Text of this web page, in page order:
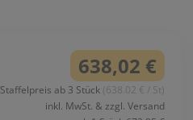
638,02 €
Staffelpreis ab 3 Stück (638.02 € / St)
inkl. MwSt. & zzgl. Versand